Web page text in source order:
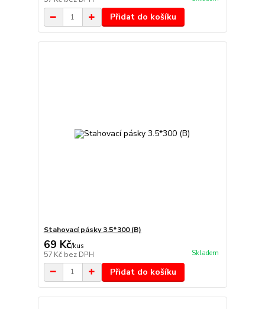
Přidat do košíku
Stahovací pásky 3.5*300 (B)
69 Kč/kus
57 Kč bez DPH Skladem
Přidat do košíku